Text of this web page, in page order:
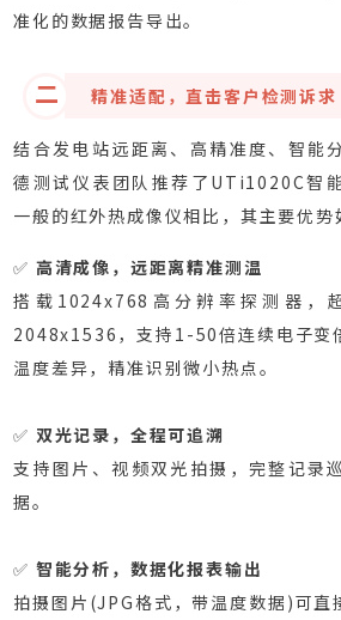
准化的数据报告导出。
二 精准适配，直击客户检测诉求
结合发电站远距离、高精准度、智能
德测试仪表团队推荐了UTi1020C智
一般的红外热成像仪相比，其主要优势
✅ 高清成像，远距离精准测温
搭载1024x768高分辨率探测器，
2048x1536，支持1-50倍连续电子变
温度差异，精准识别微小热点。
✅ 双光记录，全程可追溯
支持图片、视频双光拍摄，完整记录
据。
✅ 智能分析，数据化报表输出
拍摄图片(JPG格式，带温度数据)可直